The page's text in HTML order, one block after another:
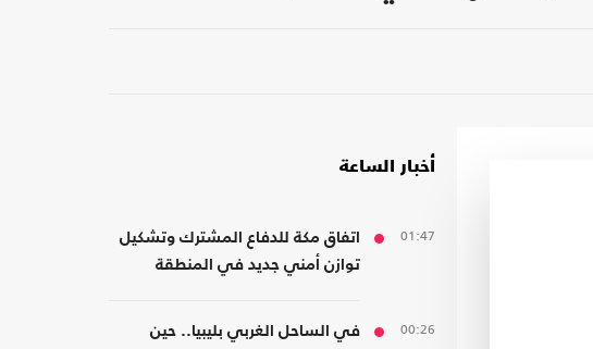
أخبار الساعة
01:47
اتفاق مكة للدفاع المشترك وتشكيل
توازن أمني جديد في المنطقة
00:26
في الساحل الغربي بليبيا.. حين